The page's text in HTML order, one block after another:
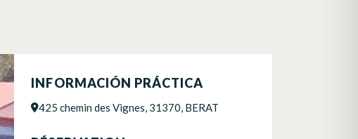
INFORMACIÓN PRÁCTICA
425 chemin des Vignes, 31370, BERAT